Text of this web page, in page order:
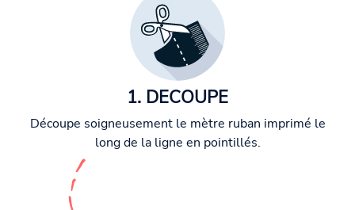
1. DECOUPE
Découpe soigneusement le mètre ruban imprimé le
long de la ligne en pointillés.